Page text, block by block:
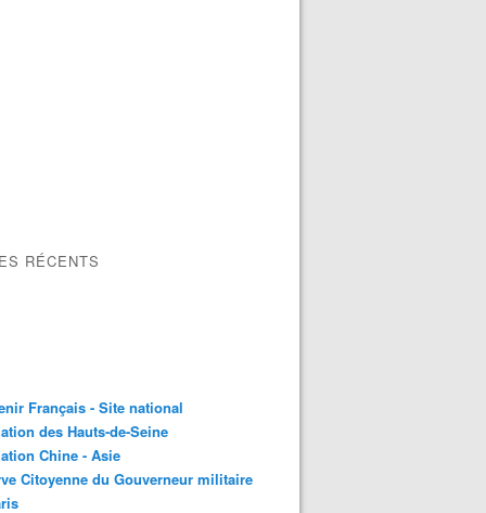
RÉCENTS
Français - Site national
des Hauts-de-Seine
Chine - Asie
Citoyenne du Gouverneur militaire